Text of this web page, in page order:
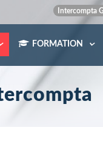
Intercompta
FORMATION